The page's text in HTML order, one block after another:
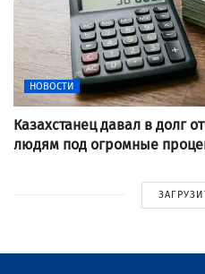
НОВОСТИ
Казахстанец давал в долг
людям под огромные